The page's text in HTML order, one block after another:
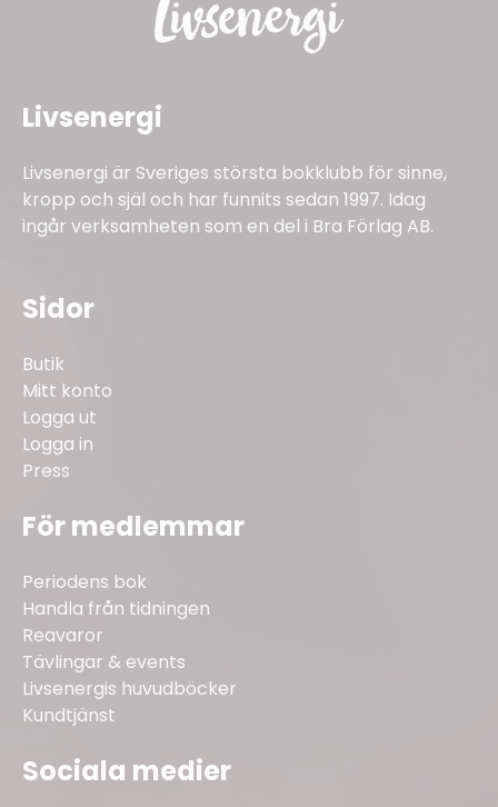
Livsenergi
Livsenergi är Sveriges största bokklubb för sinne,
kropp och själ och har funnits sedan 1997. Idag
ingår verksamheten som en del i Bra Förlag AB.
Sidor
Butik
Mitt konto
Logga ut
Logga in
Press
För medlemmar
Periodens bok
Handla från tidningen
Reavaror
Tävlingar & events
Livsenergis huvudböcker
Kundtjänst
Sociala medier